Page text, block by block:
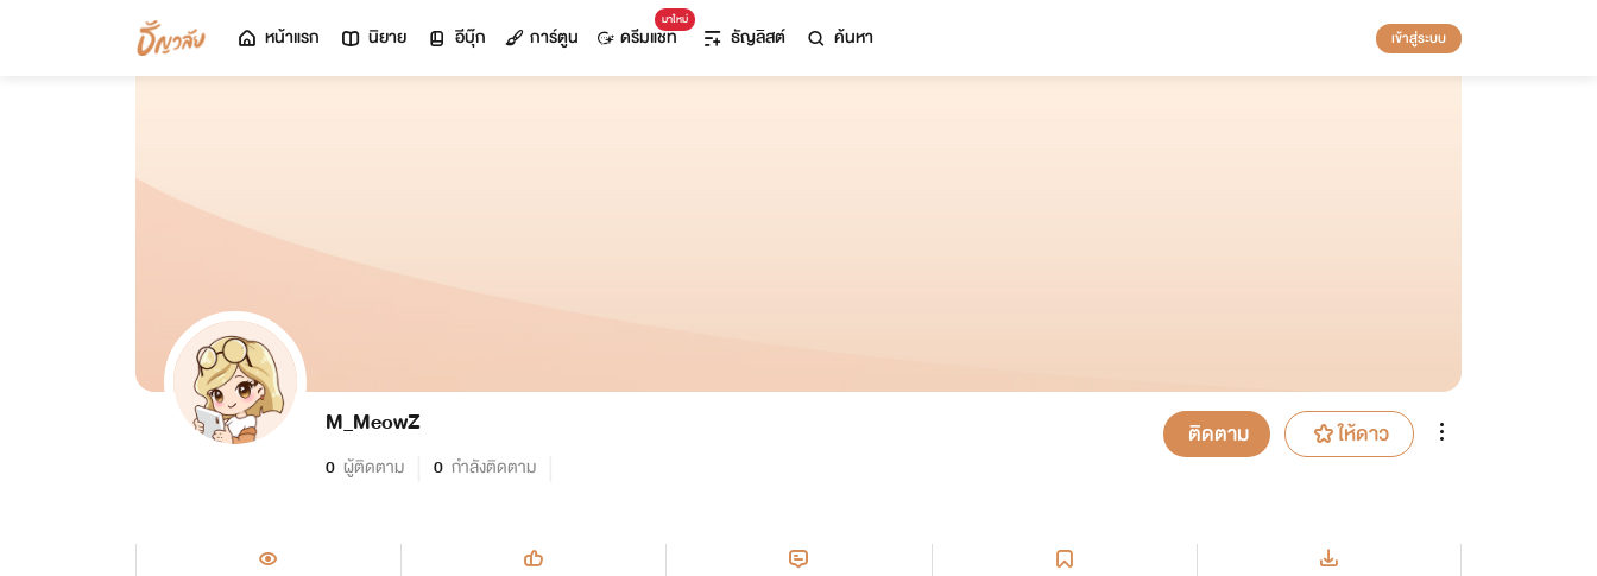
หน้าแรก นิยาย อีบุ๊ก การ์ตูน
มาใหม่
ดรีมแชท ธัญลิสต์ ค้นหา เข้าสู่ระบบ
M_MeowZ
0 ผู้ติดตาม 0 กำลังติดตาม
ติดตาม ให้ดาว